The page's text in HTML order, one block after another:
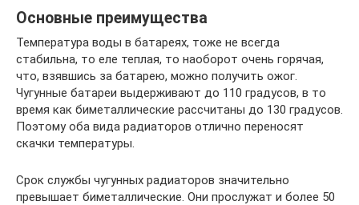
Основные преимущества
Температура воды в батареях, тоже не всегда
стабильна, то еле теплая, то наоборот очень горячая,
что, взявшись за батарею, можно получить ожог.
Чугунные батареи выдерживают до 110 градусов, в то
время как биметаллические рассчитаны до 130 градусов.
Поэтому оба вида радиаторов отлично переносят
скачки температуры.
Срок службы чугунных радиаторов значительно
превышает биметаллические. Они прослужат и более 50